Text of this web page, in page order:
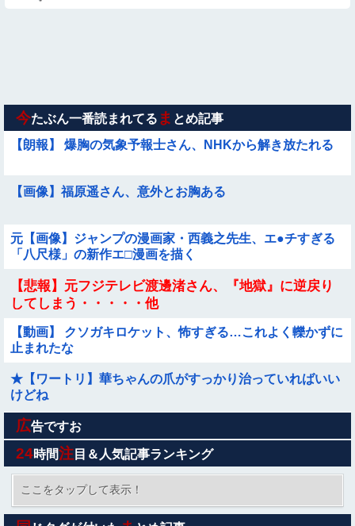
亡……
今たぶん一番読まれてる ま とめ記事
【朗報】 爆胸の気象予報士さん、NHKから解き放たれる
【画像】福原遥さん、意外とお胸ある
元【画像】ジャンプの漫画家・西義之先生、エ●チすぎる
「八尺様」の新作エ□漫画を描く
【悲報】元フジテレビ渡邊渚さん、『地獄』に逆戻り
してしまう・・・・・他
【動画】 クソガキロケット、怖すぎる…これよく轢かずに
止まれたな
★【ワートリ】華ちゃんの爪がすっかり治っていればいい
けどね
【有能】政府「トラックはサービスエリア利用有料化すれ
ばサボらず走るし流問題解決じゃね？」
【悲報】財務省のエース、左遷へ。官邸幹部「政権に協力
的でなかったから」他
●●漫画『怪物の寵愛』をrawやhitomiを使わずに無料で読
広告ですお
24時間注 目＆人気記事ランキング
ここをタップして表示！